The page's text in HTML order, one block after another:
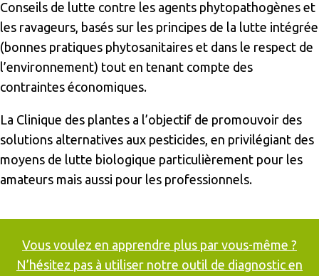
Conseils de lutte contre les agents phytopathogènes et
les ravageurs, basés sur les principes de la lutte intégrée
(bonnes pratiques phytosanitaires et dans le respect de
l’environnement) tout en tenant compte des
contraintes économiques.
La Clinique des plantes a l’objectif de promouvoir des
solutions alternatives aux pesticides, en privilégiant des
moyens de lutte biologique particulièrement pour les
amateurs mais aussi pour les professionnels.
Vous voulez en apprendre plus par vous-même ?
N’hésitez pas à utiliser notre outil de diagnostic en